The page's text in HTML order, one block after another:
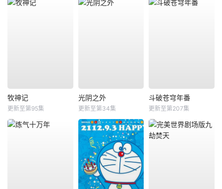
牧神记
更新至第95集
光阴之外
更新至第34集
斗破苍穹年番
更新至第207集